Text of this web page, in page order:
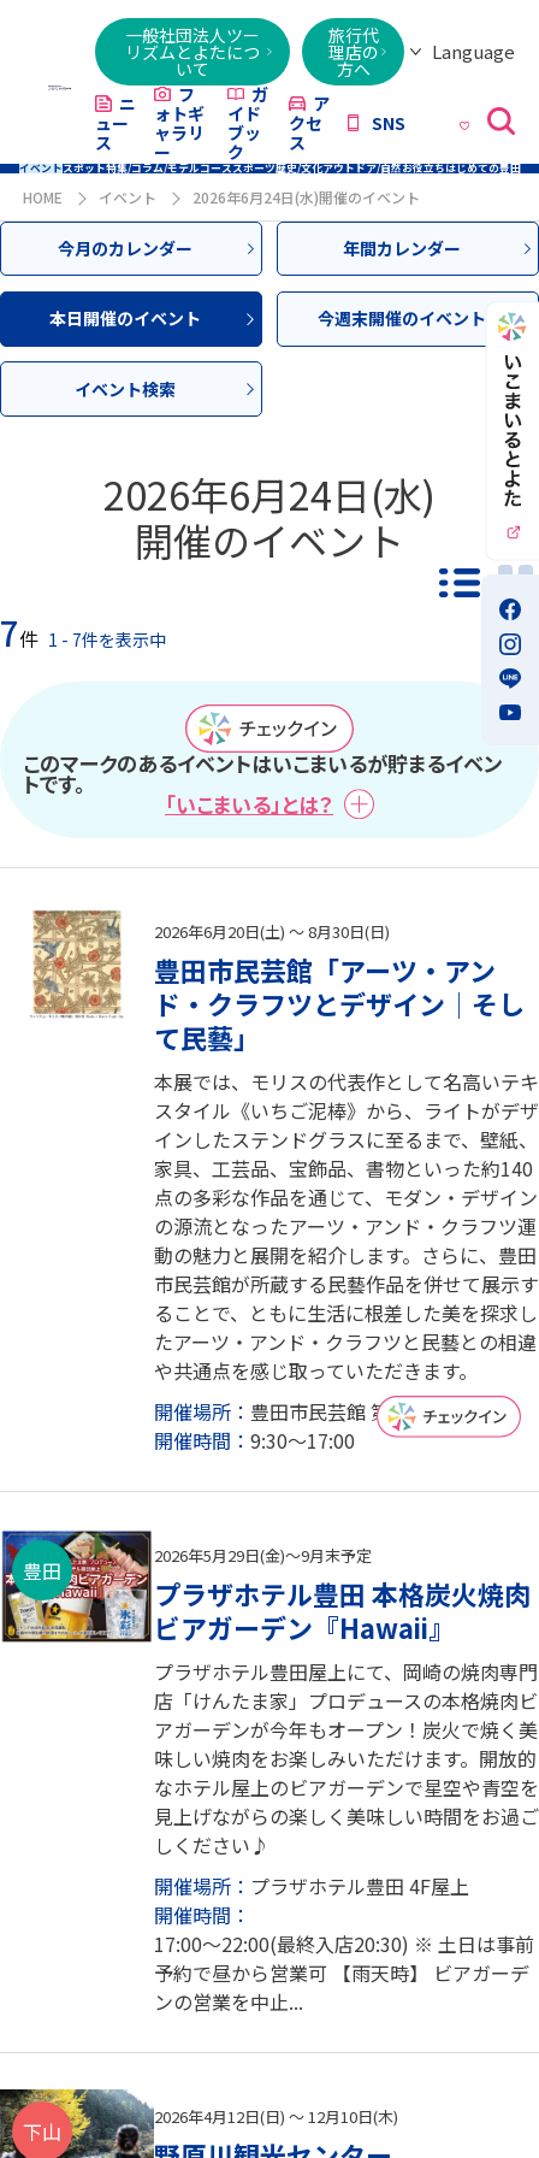
一般社団法人ツー
リズムとよたにつ
いて
旅行代
理店の
方へ
Language
Việt
ニ
ュー
ス
フ
ォトギ
ャラリ
ー
ガ
イド
ブッ
ク
ア
クセ
ス
SNS
イベントスポット特集/コラム/モデルコーススポーツ歴史/文化アウトドア/自然お役立ちはじめての豊田
HOME イベント 2026年6月24日(水)開催のイベント
今月のカレンダー 年間カレンダー
本日開催のイベント 今週末開催のイベント
イベント検索
2026年6月24日(水)
開催のイベント
7件 1 - 7件を表示中
一覧
このマークのあるイベントはいこまいるが貯まるイベン
トです。
「いこまいる」とは？
2026年6月20日(土) ～ 8月30日(日)
豊田市民芸館「アーツ・アン
ド・クラフツとデザイン│そし
て民藝」
本展では、モリスの代表作として名高いテキ
スタイル《いちご泥棒》から、ライトがデザ
インしたステンドグラスに至るまで、壁紙、
家具、工芸品、宝飾品、書物といった約140
点の多彩な作品を通じて、モダン・デザイン
の源流となったアーツ・アンド・クラフツ運
動の魅力と展開を紹介します。さらに、豊田
市民芸館が所蔵する民藝作品を併せて展示す
ることで、ともに生活に根差した美を探求し
たアーツ・アンド・クラフツと民藝との相違
や共通点を感じ取っていただきます。
開催場所： 豊田市民芸館 第1・2民芸館
開催時間： 9:30～17:00
豊田
2026年5月29日(金)～9月末予定
プラザホテル豊田 本格炭火焼肉
ビアガーデン『Hawaii』
プラザホテル豊田屋上にて、岡崎の焼肉専門
店「けんたま家」プロデュースの本格焼肉ビ
アガーデンが今年もオープン！炭火で焼く美
味しい焼肉をお楽しみいただけます。開放的
なホテル屋上のビアガーデンで星空や青空を
見上げながらの楽しく美味しい時間をお過ご
しください♪
開催場所： プラザホテル豊田 4F屋上
開催時間：
17:00～22:00(最終入店20:30) ※ 土日は事前
予約で昼から営業可 【雨天時】 ビアガーデ
ンの営業を中止...
下山
2026年4月12日(日) ～ 12月10日(木)